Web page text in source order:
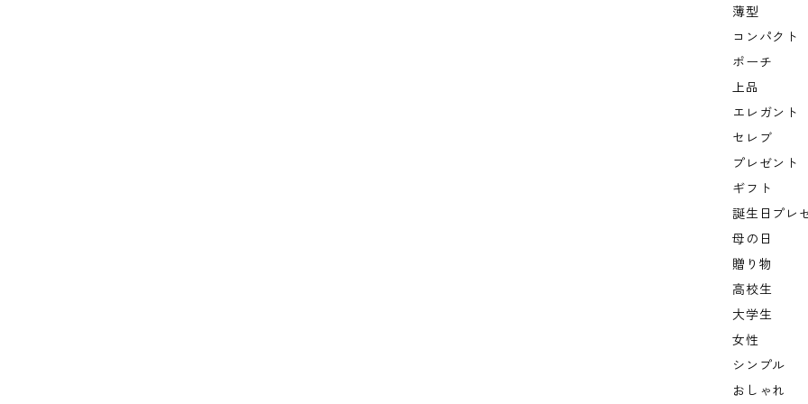
薄型
コンパクト
ポーチ
上品
エレガント
セレブ
プレゼント
ギフト
誕生日プレ
母の日
贈り物
高校生
大学生
女性
シンプル
おしゃれ